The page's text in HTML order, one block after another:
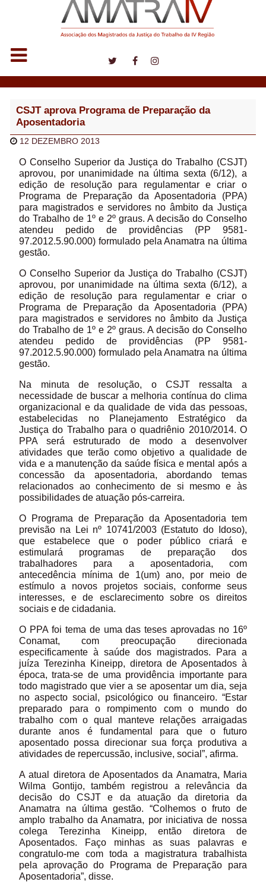
CSJT aprova Programa de Preparação da
Aposentadoria
12 DEZEMBRO 2013
O Conselho Superior da Justiça do Trabalho (CSJT)
aprovou, por unanimidade na última sexta (6/12), a
edição de resolução para regulamentar e criar o
Programa de Preparação da Aposentadoria (PPA)
para magistrados e servidores no âmbito da Justiça
do Trabalho de 1º e 2º graus. A decisão do Conselho
atendeu pedido de providências (PP 9581-
97.2012.5.90.000) formulado pela Anamatra na última
gestão.
O Conselho Superior da Justiça do Trabalho (CSJT)
aprovou, por unanimidade na última sexta (6/12), a
edição de resolução para regulamentar e criar o
Programa de Preparação da Aposentadoria (PPA)
para magistrados e servidores no âmbito da Justiça
do Trabalho de 1º e 2º graus. A decisão do Conselho
atendeu pedido de providências (PP 9581-
97.2012.5.90.000) formulado pela Anamatra na última
gestão.
Na minuta de resolução, o CSJT ressalta a
necessidade de buscar a melhoria contínua do clima
organizacional e da qualidade de vida das pessoas,
estabelecidas no Planejamento Estratégico da
Justiça do Trabalho para o quadriênio 2010/2014. O
PPA será estruturado de modo a desenvolver
atividades que terão como objetivo a qualidade de
vida e a manutenção da saúde física e mental após a
concessão da aposentadoria, abordando temas
relacionados ao conhecimento de si mesmo e às
possibilidades de atuação pós-carreira.
O Programa de Preparação da Aposentadoria tem
previsão na Lei nº 10741/2003 (Estatuto do Idoso),
que estabelece que o poder público criará e
estimulará programas de preparação dos
trabalhadores para a aposentadoria, com
antecedência mínima de 1(um) ano, por meio de
estímulo a novos projetos sociais, conforme seus
interesses, e de esclarecimento sobre os direitos
sociais e de cidadania.
O PPA foi tema de uma das teses aprovadas no 16º
Conamat, com preocupação direcionada
especificamente à saúde dos magistrados. Para a
juíza Terezinha Kineipp, diretora de Aposentados à
época, trata-se de uma providência importante para
todo magistrado que vier a se aposentar um dia, seja
no aspecto social, psicológico ou financeiro. “Estar
preparado para o rompimento com o mundo do
trabalho com o qual manteve relações arraigadas
durante anos é fundamental para que o futuro
aposentado possa direcionar sua força produtiva a
atividades de repercussão, inclusive, social”, afirma.
A atual diretora de Aposentados da Anamatra, Maria
Wilma Gontijo, também registrou a relevância da
decisão do CSJT e da atuação da diretoria da
Anamatra na última gestão. “Colhemos o fruto de
amplo trabalho da Anamatra, por iniciativa de nossa
colega Terezinha Kineipp, então diretora de
Aposentados. Faço minhas as suas palavras e
congratulo-me com toda a magistratura trabalhista
pela aprovação do Programa de Preparação para
Aposentadoria”, disse.